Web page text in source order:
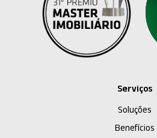
Serviços
Soluções
Benefícios